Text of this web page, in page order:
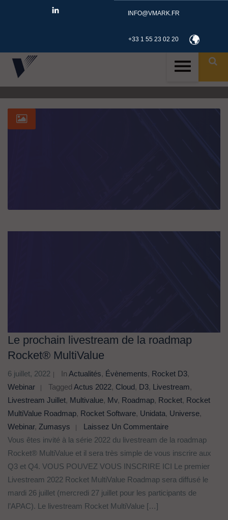
INFO@VMARK.FR
+33 1 55 23 02 20 ID
Le prochain livestream de la roadmap
Rocket® MultiValue
6 juillet, 2022 In Actualités, Évènements, Rocket D3,
Webinar
Tagged Actus 2022, Cloud, D3, Livestream,
Livestream Juillet, Multivalue, Mv, Roadmap, Rocket, Rocket
MultiValue Roadmap, Rocket Software, Unidata, Universe,
Webinar, Zumasys
Laissez Un Commentaire
Vous êtes invité à la série 2022 du livestream de la roadmap
Rocket® MultiValue et il sera très simple de vous inscrire aux
Q3 et Q4. VOUS POUVEZ VOUS INSCRIRE ICI Le premier
Livestream 2022 Rocket MultiValue Roadmap sera diffusé le
mardi 26 juillet (mercredi 27 juillet pour les participants de
l’APAC). Le livestream Rocket MultiValue […]